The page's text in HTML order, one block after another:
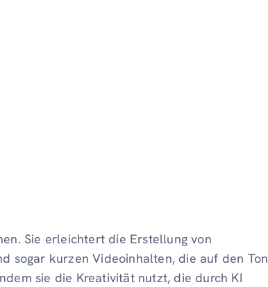
Sie erleichtert die Erstellung von
sogar kurzen Videoinhalten, die auf den Ton
sie die Kreativität nutzt, die durch KI